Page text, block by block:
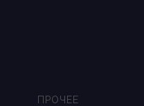
ПРОЧЕЕ